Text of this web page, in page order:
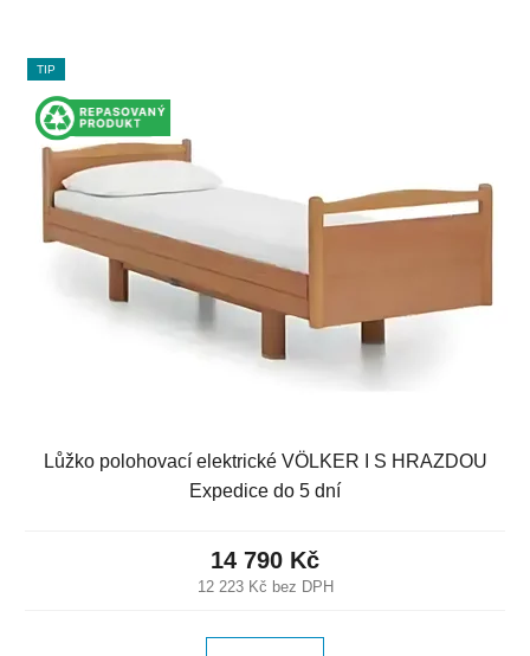
TIP
Lůžko polohovací elektrické VÖLKER I S HRAZDOU
Expedice do 5 dní
12 223 Kč bez DPH
14 790 Kč